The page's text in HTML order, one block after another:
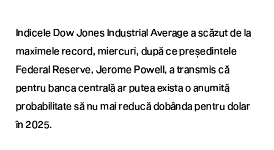
Indicele Dow Jones Industrial Average a scăzut de la
maximele record, miercuri, după ce președintele
Federal Reserve, Jerome Powell, a transmis că
pentru banca centrală ar putea exista o anumită
probabilitate să nu mai reducă dobânda pentru dolar
în 2025.